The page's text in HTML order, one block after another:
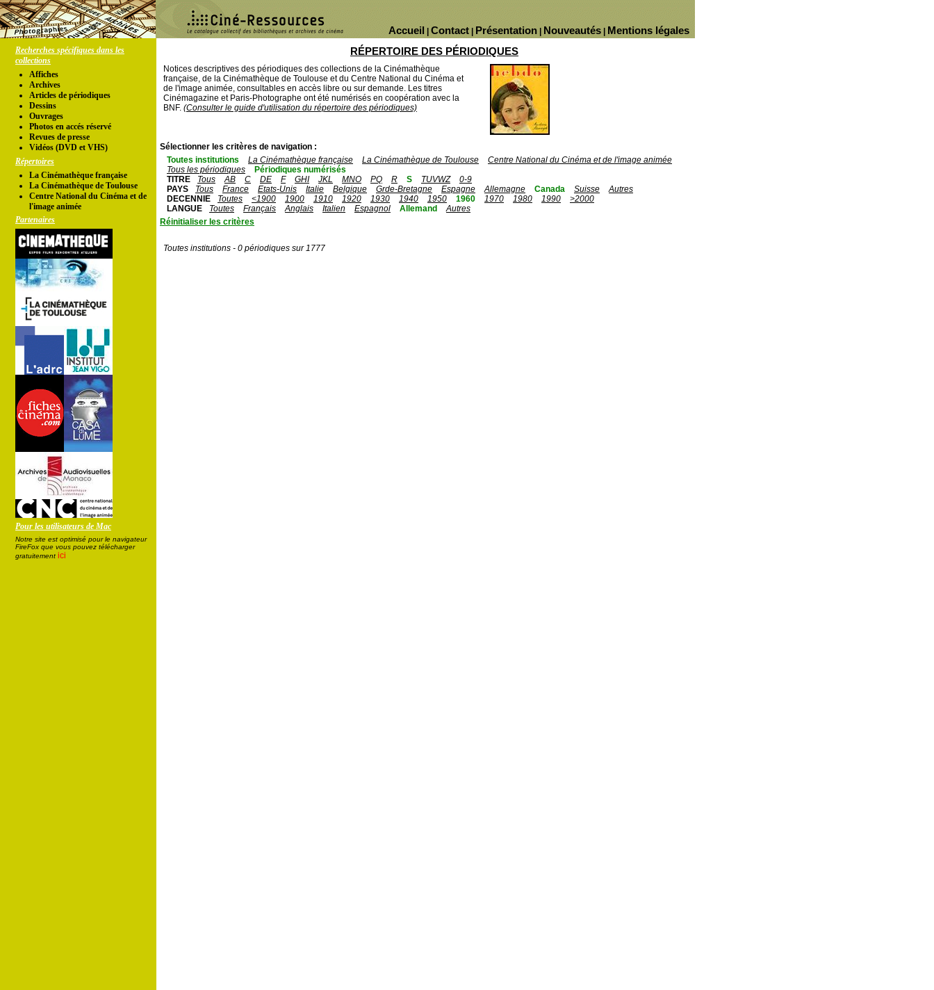
Mentions légales
Nouveautés
Présentation
Contact
Accueil
Recherches spécifiques dans les
collections
Affiches
Archives
Articles de périodiques
Dessins
Ouvrages
Photos en accés réservé
Revues de presse
Vidéos (DVD et VHS)
Répertoires
La Cinémathèque française
La Cinémathèque de Toulouse
Centre National du Cinéma et de
l'image animée
Partenaires
Pour les utilisateurs de Mac
Notre site est optimisé pour le navigateur
FireFox que vous pouvez télécharger
gratuitement ici
RÉPERTOIRE DES PÉRIODIQUES
Notices descriptives des périodiques des collections de la Cinémathèque
française, de la Cinémathèque de Toulouse et du Centre National du Cinéma et
de l'image animée, consultables en accès libre ou sur demande. Les titres
Cinémagazine et Paris-Photographe ont été numérisés en coopération avec la
BNF. (Consulter le guide d'utilisation du répertoire des périodiques)
Sélectionner les critères de navigation :
Toutes institutions
La Cinémathèque française La Cinémathèque de Toulouse
Centre National du Cinéma et de l'image animée
Tous les périodiques
Périodiques numérisés
TITRE
Tous AB C DE F GHI JKL MNO PQ R S TUVWZ
0-9
PAYS
Tous France Etats-Unis Italie Belgique Grde-Bretagne Espagne Allemagne Canada Suisse
Autres
DECENNIE
Toutes <1900 1900 1910 1920 1930 1940 1950 1960 1970 1980 1990
>2000
LANGUE
Toutes Français Anglais Italien Espagnol Allemand
Autres
Réinitialiser les critères
Toutes institutions - 0 périodiques sur 1777